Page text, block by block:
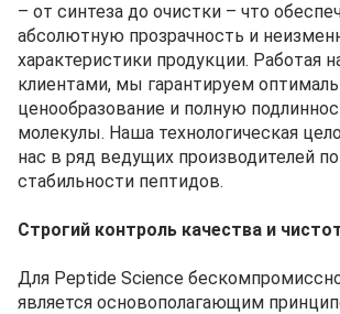
– от синтеза до очистки – что
абсолютную прозрачность и
характеристики продукции. Работая
клиентами, мы гарантируем
ценообразование и полную
молекулы. Наша технологическая
нас в ряд ведущих производителей
стабильности пептидов.
Строгий контроль качества и
Для Peptide Science
является основополагающим